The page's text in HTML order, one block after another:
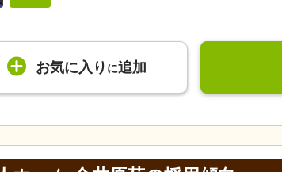
お気に入り に追加